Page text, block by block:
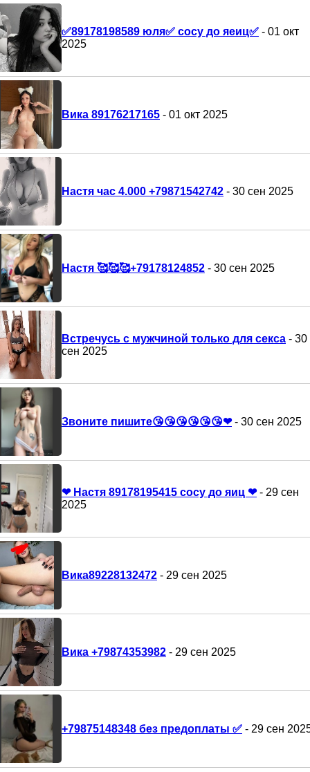
✅️89178198589 юля✅️ сосу до яеиц✅️ - 01 окт
2025
Вика 89176217165 - 01 окт 2025
Настя час 4.000 +79871542742 - 30 сен 2025
Настя 🥰🥰🥰+79178124852 - 30 сен 2025
Встречусь с мужчиной только для секса - 30
сен 2025
Звоните пишите😘😘😘😘😘😘❤- 30 сен 2025
❤ Настя 89178195415 сосу до яиц ❤- 29 сен
2025
Вика89228132472 - 29 сен 2025
Вика +79874353982 - 29 сен 2025
+79875148348 без предоплаты ✅ - 29 сен